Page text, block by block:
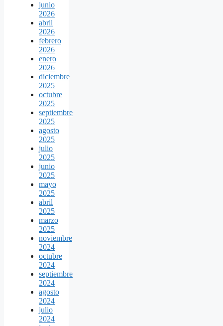
junio
2026
abril
2026
febrero
2026
enero
2026
diciembre
2025
octubre
2025
septiembre
2025
agosto
2025
julio
2025
junio
2025
mayo
2025
abril
2025
marzo
2025
noviembre
2024
octubre
2024
septiembre
2024
agosto
2024
julio
2024